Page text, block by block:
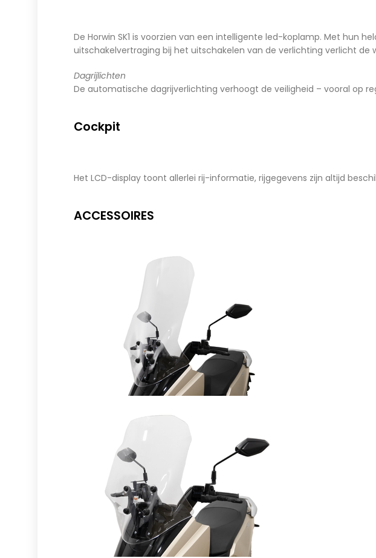
De Horwin SK1 is voorzien van een intelligente led-koplamp. Met hun
uitschakelvertraging bij het uitschakelen van de verlichting verlicht
Dagrijlichten
De automatische dagrijverlichting verhoogt de veiligheid – vooral op
Cockpit
Het LCD-display toont allerlei rij-informatie, rijgegevens zijn altijd
ACCESSOIRES